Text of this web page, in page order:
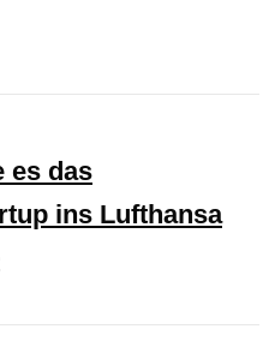
es das
ins Lufthansa